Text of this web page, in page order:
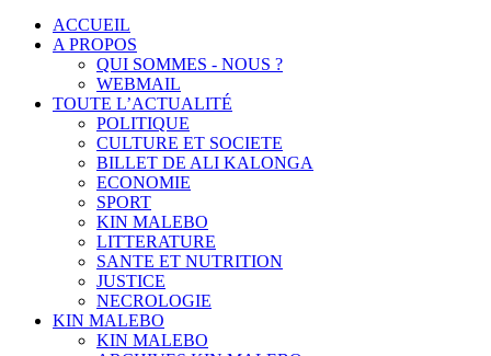
ACCUEIL
A PROPOS
QUI SOMMES - NOUS ?
WEBMAIL
TOUTE L’ACTUALITÉ
POLITIQUE
CULTURE ET SOCIETE
BILLET DE ALI KALONGA
ECONOMIE
SPORT
KIN MALEBO
LITTERATURE
SANTE ET NUTRITION
JUSTICE
NECROLOGIE
KIN MALEBO
KIN MALEBO